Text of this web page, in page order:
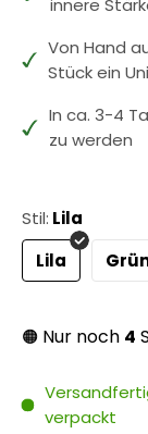
innere
Von Hand
Stück ein
In ca. 3-4
zu werden
Stil: Lila
Lila
🟠 Nur noch 4
verpackt